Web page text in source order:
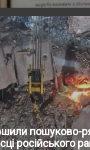
пошуково-
російського